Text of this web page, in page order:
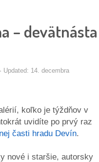
– devätnásta
Updated: 14. decembra
koľko je týždňov v
uvidíte po prvý raz
časti hradu Devín.
nové i staršie, autorsky